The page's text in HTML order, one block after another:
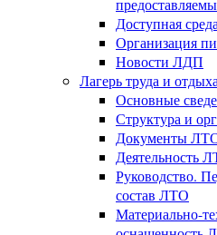
Доступная
Организация
Новости ЛДП
Лагерь труда и отдыха
Основные
Структура и
Документы
Деятельность
Руководство.
состав ЛТО
Материально-